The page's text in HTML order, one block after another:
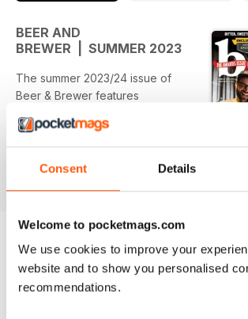
Consent Details
Welcome to pocketmags.com
We use cookies to improve your
website and to show you personalised
recommendations.
BEER AND
BREWER | SUMMER 2023
The summer 2023/24 issue of
Beer & Brewer features
- a look back at the year in beer
that was
- pro brewing tips for WCIPAs
- a Kolsch focus in our dedicated
HomeBrewer section
- 137 craft reviews
- plus plenty more!
EDIZIONI INDIETRO